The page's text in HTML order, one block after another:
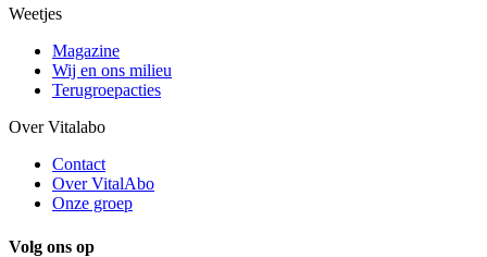
Weetjes
Magazine
Wij en ons milieu
Terugroepacties
Over Vitalabo
Contact
Over VitalAbo
Onze groep
Volg ons op